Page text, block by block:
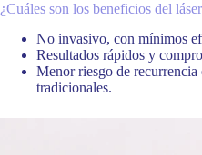
¿Cuáles son los beneficios del
No invasivo, con mínimos
Resultados rápidos y
Menor riesgo de
tradicionales.